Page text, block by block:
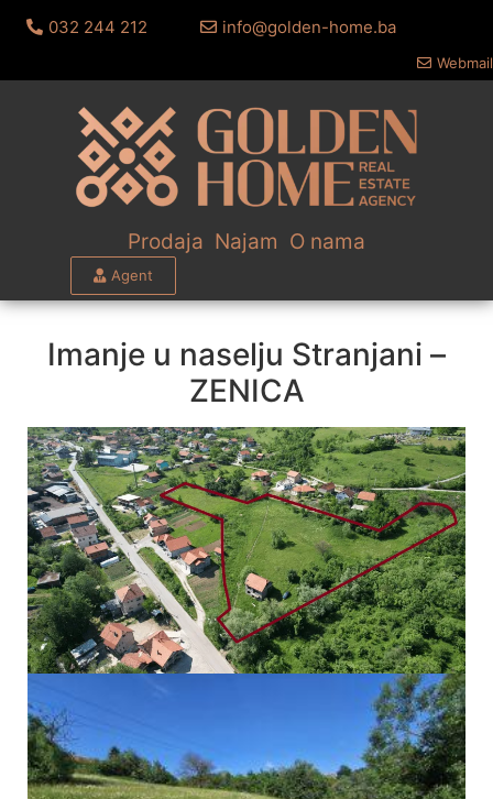
032 244 212 info@golden-home.ba
Webmail
Prodaja Najam O nama
Agent
Imanje u naselju Stranjani –
ZENICA